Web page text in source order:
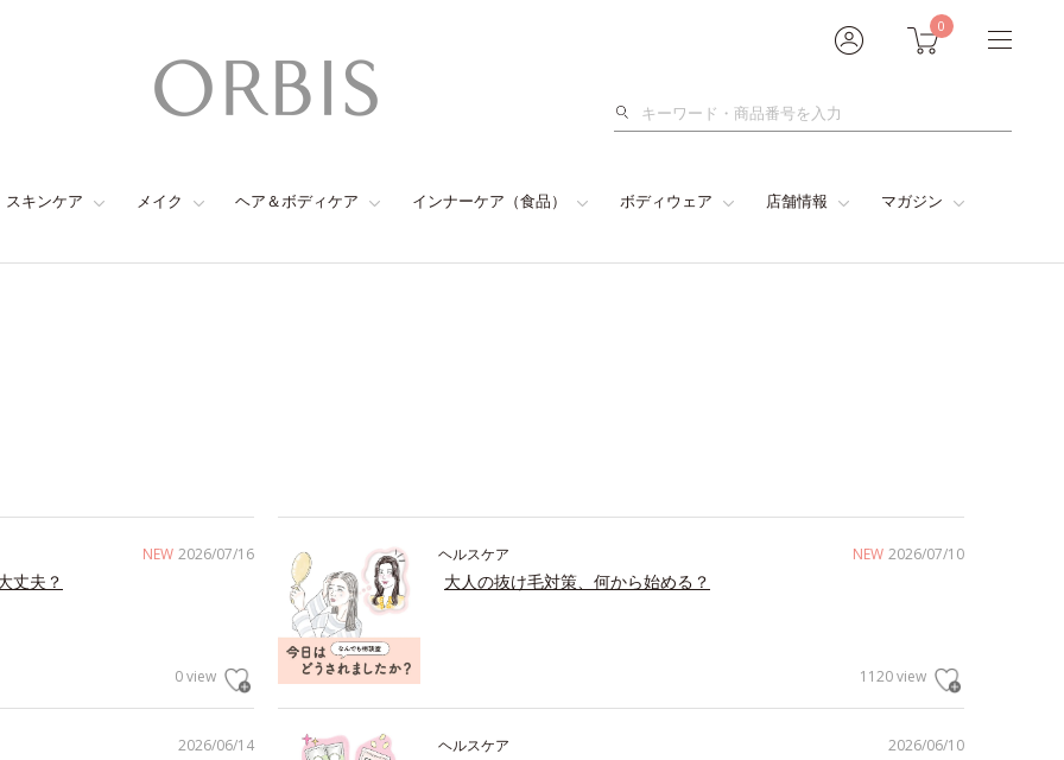
0
検
スキンケア メイク ヘア＆ボディケア インナーケア（食品） ボディウェア 店舗情報 マガジン
NEW 2026/07/16
丈夫？
0 view
NEW 2026/07/10
ヘルスケア
大人の抜け毛対策、何から始める？
1120 view
2026/06/14 2026/06/10
ヘルスケア